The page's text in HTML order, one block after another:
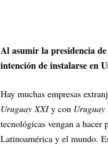
Al asumir la presidencia
intención de instalarse en
Hay muchas empresas
Uruguay XXIy con
tecnológicas vengan a hacer
Latinoamérica y el mundo.